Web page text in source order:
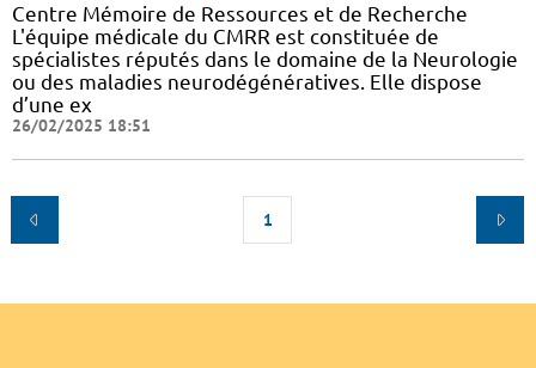
Centre Mémoire de Ressources et de Recherche
L'équipe médicale du CMRR est constituée de
spécialistes réputés dans le domaine de la Neurologie
ou des maladies neurodégénératives. Elle dispose
d’une ex
26/02/2025 18:51
1